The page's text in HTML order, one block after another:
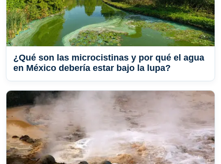
¿Qué son las microcistinas y por qué el agua
en México debería estar bajo la lupa?